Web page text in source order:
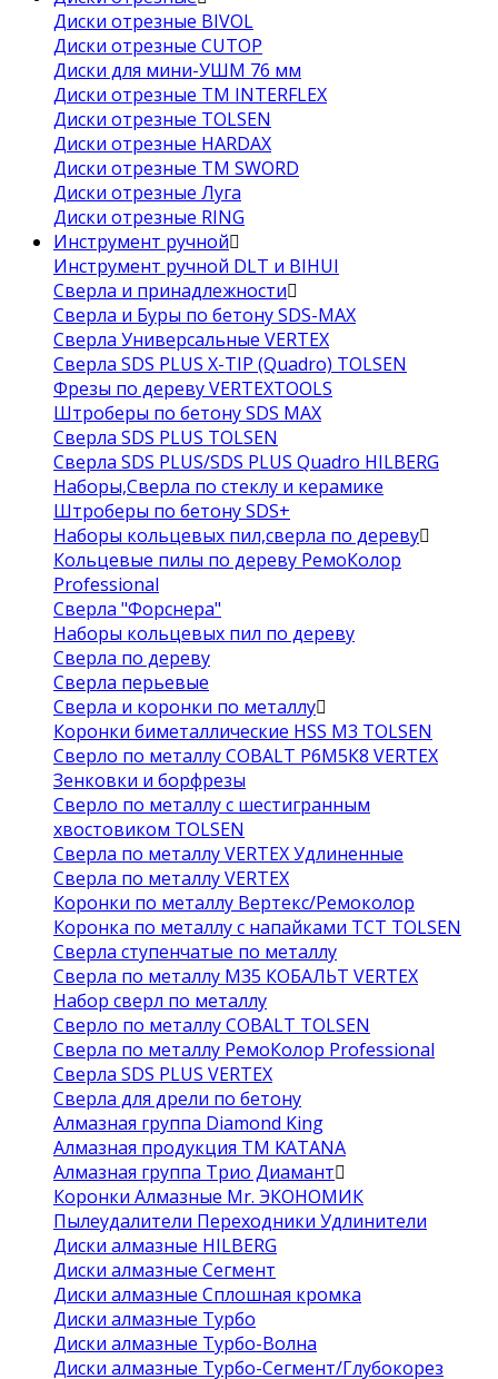
Диски отрезные BIVOL
Диски отрезные CUTOP
Диски для мини-УШМ 76 мм
Диски отрезные ТМ INTERFLEX
Диски отрезные TOLSEN
Диски отрезные HARDAX
Диски отрезные ТМ SWORD
Диски отрезные Луга
Диски отрезные RING
Инструмент ручной
Инструмент ручной DLT и BIHUI
Сверла и принадлежности
Сверла и Буры по бетону SDS-MAX
Сверла Универсальные VERTEX
Сверла SDS PLUS X-TIP (Quadro) TOLSEN
Фрезы по дереву VERTEXTOOLS
Штроберы по бетону SDS MAX
Сверла SDS PLUS TOLSEN
Сверла SDS PLUS/SDS PLUS Quadro HILBERG
Наборы,Сверла по стеклу и керамике
Штроберы по бетону SDS+
Наборы кольцевых пил,сверла по дереву
Кольцевые пилы по дереву РемоКолор
Professional
Сверла "Форснера"
Наборы кольцевых пил по дереву
Сверла по дереву
Сверла перьевые
Сверла и коронки по металлу
Коронки биметаллические HSS M3 TOLSEN
Сверло по металлу COBALT Р6М5К8 VERTEX
Зенковки и борфрезы
Сверло по металлу с шестигранным
хвостовиком TOLSEN
Сверла по металлу VERTEX Удлиненные
Сверла по металлу VERTEX
Коронки по металлу Вертекс/Ремоколор
Коронка по металлу с напайками TCT TOLSEN
Сверла ступенчатые по металлу
Сверла по металлу М35 КОБАЛЬТ VERTEX
Набор сверл по металлу
Сверло по металлу COBALT TOLSEN
Сверла по металлу РемоКолор Professional
Сверла SDS PLUS VERTEX
Сверла для дрели по бетону
Алмазная группа Diamond King
Алмазная продукция ТМ KATANA
Алмазная группа Трио Диамант
Коронки Алмазные Mr. ЭКОНОМИК
Пылеудалители Переходники Удлинители
Диски алмазные HILBERG
Диски алмазные Сегмент
Диски алмазные Сплошная кромка
Диски алмазные Турбо
Диски алмазные Турбо-Волна
Диски алмазные Турбо-Сегмент/Глубокорез